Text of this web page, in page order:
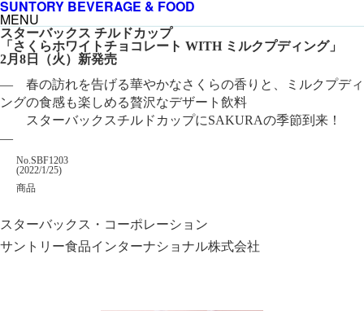
SUNTORY BEVERAGE & FOOD
MENU
スターバックス チルドカップ
「さくらホワイトチョコレート WITH ミルクプディング」
2月8日（火）新発売
― 春の訪れを告げる華やかなさくらの香りと、ミルクプディ
ングの食感も楽しめる贅沢なデザート飲料
スターバックスチルドカップにSAKURAの季節到来！
―
掲載番号
No.SBF1203
掲載日
(2022/1/25)
カテゴリー
商品
企業名
スターバックス・コーポレーション
サントリー食品インターナショナル株式会社